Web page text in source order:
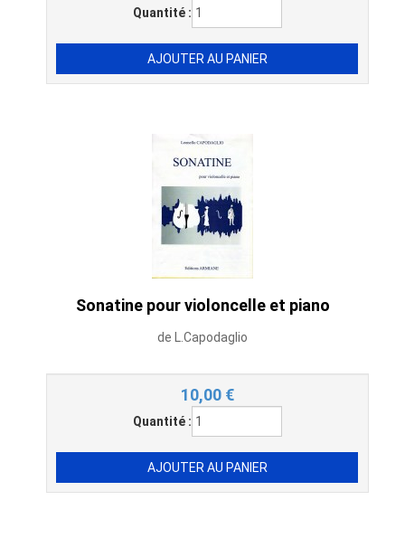
Quantité :
Sonatine pour violoncelle et piano
de L.Capodaglio
10,00 €
Quantité :